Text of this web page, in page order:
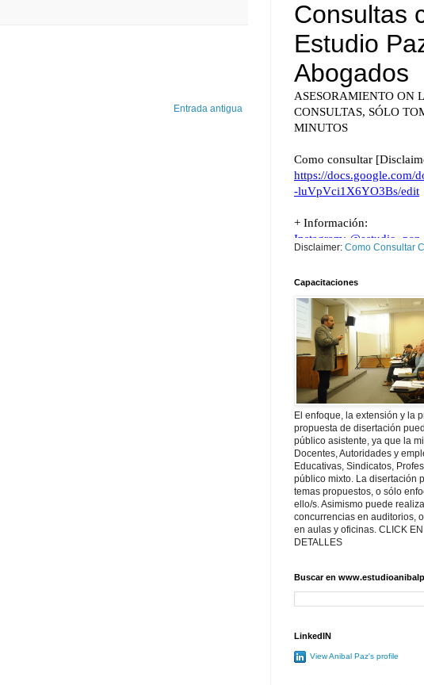
Entrada antigua
Disclaimer: Como Consultar
Capacitaciones
El enfoque, la extensión y la
propuesta de disertación
público asistente, ya que la
Docentes, Autoridades y
Educativas, Sindicatos,
público mixto. La disertación
temas propuestos, o sólo
ello/s. Asimismo puede
concurrencias en auditorios,
en aulas y oficinas. CLICK
DETALLES
Buscar en
LinkedIN
View Anibal Paz's profile